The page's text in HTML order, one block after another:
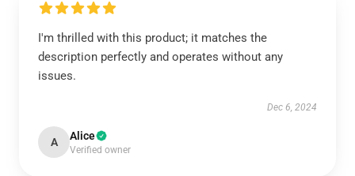
I'm thrilled with this product; it matches the
description perfectly and operates without any
issues.
Dec 6, 2024
A Alice
Verified owner